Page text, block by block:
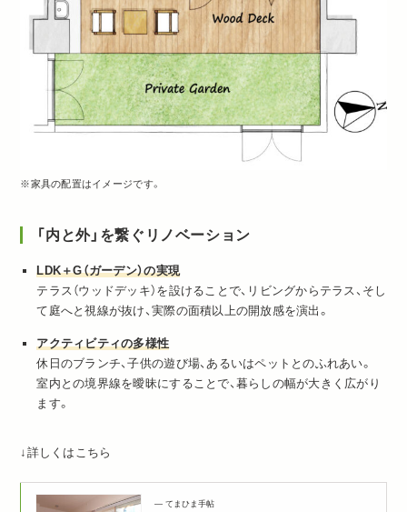
※家具の配置はイメージです。
「内と外」を繋ぐリノベーション
LDK＋G（ガーデン）の実現
テラス（ウッドデッキ）を設けることで、リビングからテラス、そし
て庭へと視線が抜け、実際の面積以上の開放感を演出。
アクティビティの多様性
休日のブランチ、子供の遊び場、あるいはペットとのふれあい。
室内との境界線を曖昧にすることで、暮らしの幅が大きく広がり
ます。
↓詳しくはこちら
てまひま手帖